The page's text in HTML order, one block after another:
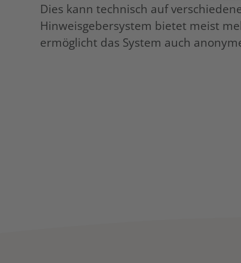
Dies kann technisch auf
Hinweisgebersystem bietet meist
ermöglicht das System auch